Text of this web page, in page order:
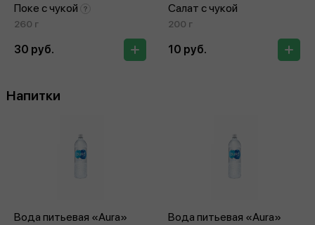
Поке с чукой
260 г
30 руб.
Салат с чукой
200 г
10 руб.
Напитки
Вода питьевая «Aura»
Вода питьевая «Aura»